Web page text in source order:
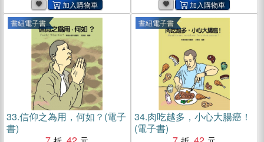
書紐電子書
33.信仰之為用，何如？(電子
書)
書紐電子書
34.肉吃越多，小心大腸癌！
(電子書)